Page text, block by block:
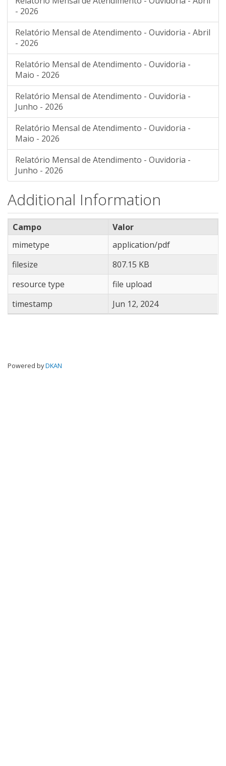
- 2026
Relatório Mensal de Atendimento - Ouvidoria - Abril
- 2026
Relatório Mensal de Atendimento - Ouvidoria -
Maio - 2026
Relatório Mensal de Atendimento - Ouvidoria -
Junho - 2026
Relatório Mensal de Atendimento - Ouvidoria -
Maio - 2026
Relatório Mensal de Atendimento - Ouvidoria -
Junho - 2026
Additional Information
Campo
Valor
mimetype
application/pdf
filesize
807.15 KB
resource type
file upload
timestamp
Jun 12, 2024
Powered byDKAN